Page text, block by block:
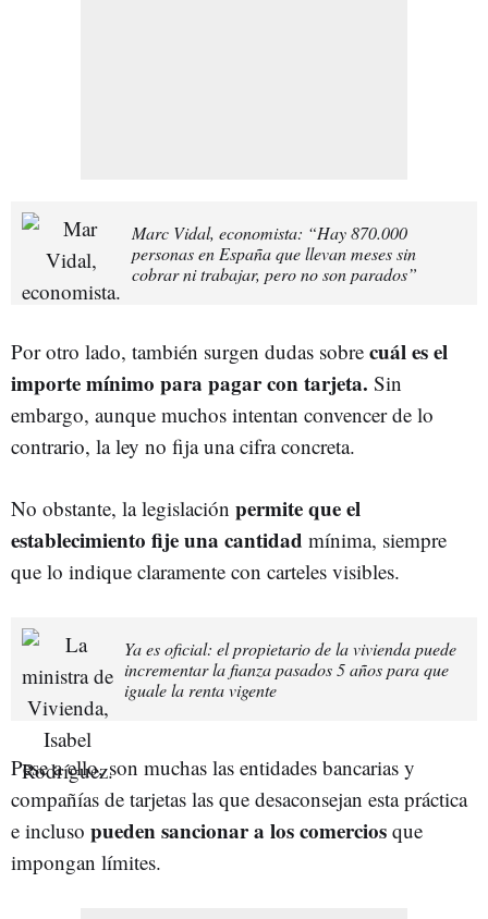
Marc Vidal, economista: “Hay 870.000
personas en España que llevan meses sin
cobrar ni trabajar, pero no son parados”
Por otro lado, también surgen dudas sobre cuál es el
importe mínimo para pagar con tarjeta. Sin
embargo, aunque muchos intentan convencer de lo
contrario, la ley no fija una cifra concreta.
No obstante, la legislación permite que el
establecimiento fije una cantidad mínima, siempre
que lo indique claramente con carteles visibles.
Ya es oficial: el propietario de la vivienda puede
incrementar la fianza pasados 5 años para que
iguale la renta vigente
Pese a ello, son muchas las entidades bancarias y
compañías de tarjetas las que desaconsejan esta práctica
e incluso pueden sancionar a los comercios que
impongan límites.